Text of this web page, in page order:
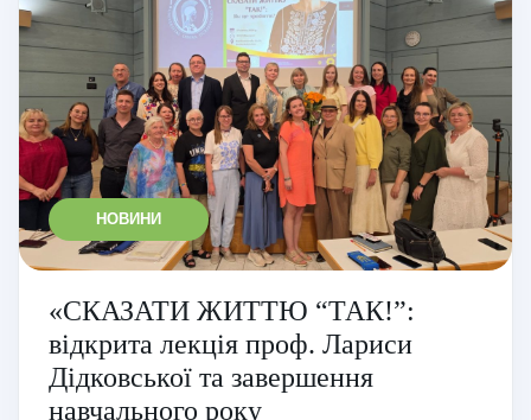
НОВИНИ
«СКАЗАТИ ЖИТТЮ “ТАК!”:
відкрита лекція проф. Лариси
Дідковської та завершення
навчального року